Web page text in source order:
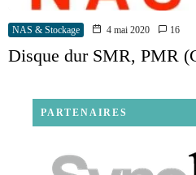
NAS & Stockage 4 mai 2020 16
Disque dur SMR, PMR
PARTENAIRES